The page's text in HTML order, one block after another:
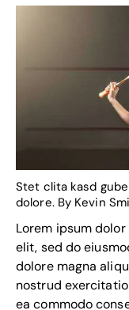
Stet clita kasd
dolore. By Kevin
Lorem ipsum
elit, sed do
dolore magna
nostrud
ea commodo